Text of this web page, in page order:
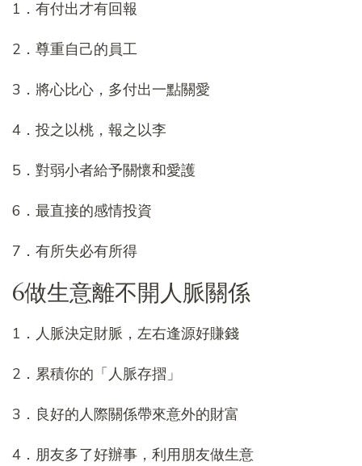
1．有付出才有回報
2．尊重自己的員工
3．將心比心，多付出一點關愛
4．投之以桃，報之以李
5．對弱小者給予關懷和愛護
6．最直接的感情投資
7．有所失必有所得
6做生意離不開人脈關係
1．人脈決定財脈，左右逢源好賺錢
2．累積你的「人脈存摺」
3．良好的人際關係帶來意外的財富
4．朋友多了好辦事，利用朋友做生意